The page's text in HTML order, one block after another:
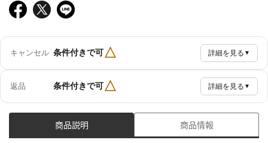
キャンセル 条件付きで可△ 詳細を見る ▼
返品 条件付きで可△ 詳細を見る ▼
商品説明 商品情報